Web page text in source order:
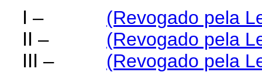
I – (Revogado pela
II – (Revogado pela
III – (Revogado pela